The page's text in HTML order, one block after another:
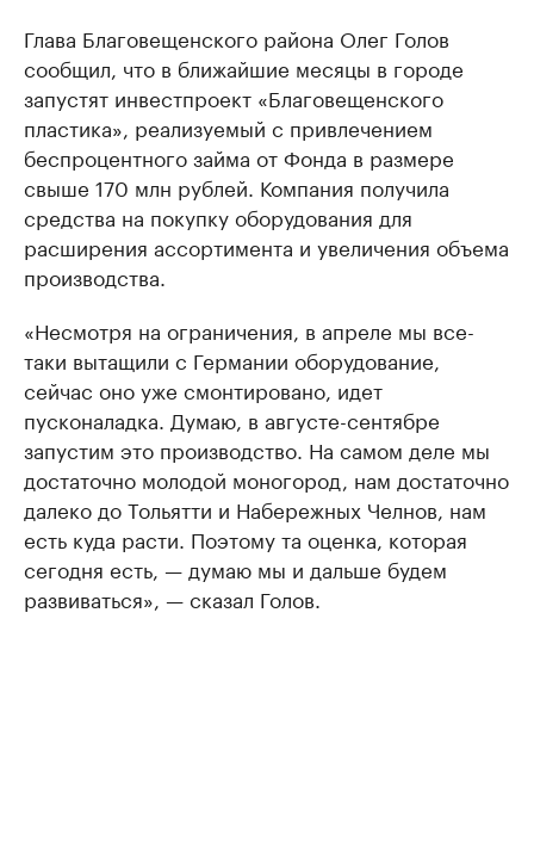
Глава Благовещенского района Олег Голов
сообщил, что в ближайшие месяцы в городе
запустят инвестпроект «Благовещенского
пластика», реализуемый с привлечением
беспроцентного займа от Фонда в размере
свыше 170 млн рублей. Компания получила
средства на покупку оборудования для
расширения ассортимента и увеличения объема
производства.
«Несмотря на ограничения, в апреле мы все-
таки вытащили с Германии оборудование,
сейчас оно уже смонтировано, идет
пусконаладка. Думаю, в августе-сентябре
запустим это производство. На самом деле мы
достаточно молодой моногород, нам достаточно
далеко до Тольятти и Набережных Челнов, нам
есть куда расти. Поэтому та оценка, которая
сегодня есть, — думаю мы и дальше будем
развиваться», — сказал Голов.